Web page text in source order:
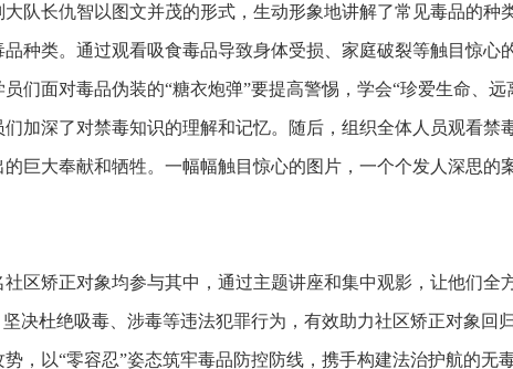
队长仇智以图文并茂的形式，生动形象地讲解了常见毒品的种
种类。通过观看吸食毒品导致身体受损、家庭破裂等触目惊心
们面对毒品伪装的“糖衣炮弹”要提高警惕，学会“珍爱生命、
加深了对禁毒知识的理解和记忆。随后，组织全体人员观看禁
巨大奉献和牺牲。一幅幅触目惊心的图片，一个个发人深思的
区矫正对象均参与其中，通过主题讲座和集中观影，让他们
决杜绝吸毒、涉毒等违法犯罪行为，有效助力社区矫正对象回
，以“零容忍”姿态筑牢毒品防控防线，携手构建法治护航的无